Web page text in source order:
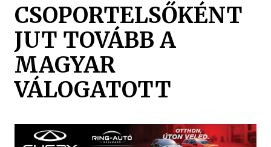
CSOPORTELSŐKÉNT
JUT TOVÁBB A
MAGYAR
VÁLOGATOTT